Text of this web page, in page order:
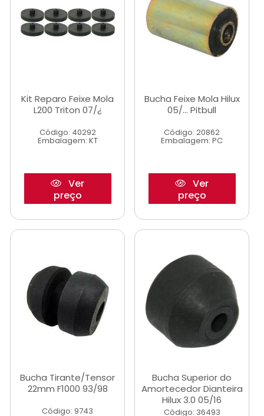
Kit Reparo Feixe Mola
L200 Triton 07/¿
Código: 40292
Embalagem: KT
Ver
preço
Bucha Feixe Mola Hilux
05/... Pitbull
Código: 20862
Embalagem: PC
Ver
preço
Bucha Tirante/Tensor
22mm F1000 93/98
Código: 9743
Bucha Superior do
Amortecedor Dianteira
Hilux 3.0 05/16
Código: 36493